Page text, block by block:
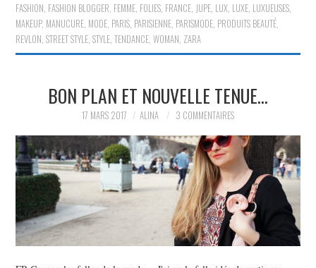
FASHION FASHION BLOGGER FEMME FOLIES FRANCE JUPE LUX LUXE LUXUEUSES
MAKEUP, MANUCURE MODE PARIS PARISIENNE PARISMODE PRODUITS BEAUTÉ
REVLON ,STREET STYLE ,STYLE ,TENDANCE ,WOMAN ZARA
BON PLAN ET NOUVELLE TENUE…
17 MARS 2017 ALINA 3 COMMENTAIRES